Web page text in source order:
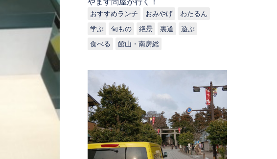
おすすめランチ おみやげ
わたるん
学ぶ
旬もの 絶景 裏道
遊ぶ
食べる
館山・南房総